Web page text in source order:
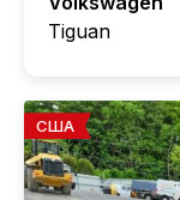
Tiguan
США